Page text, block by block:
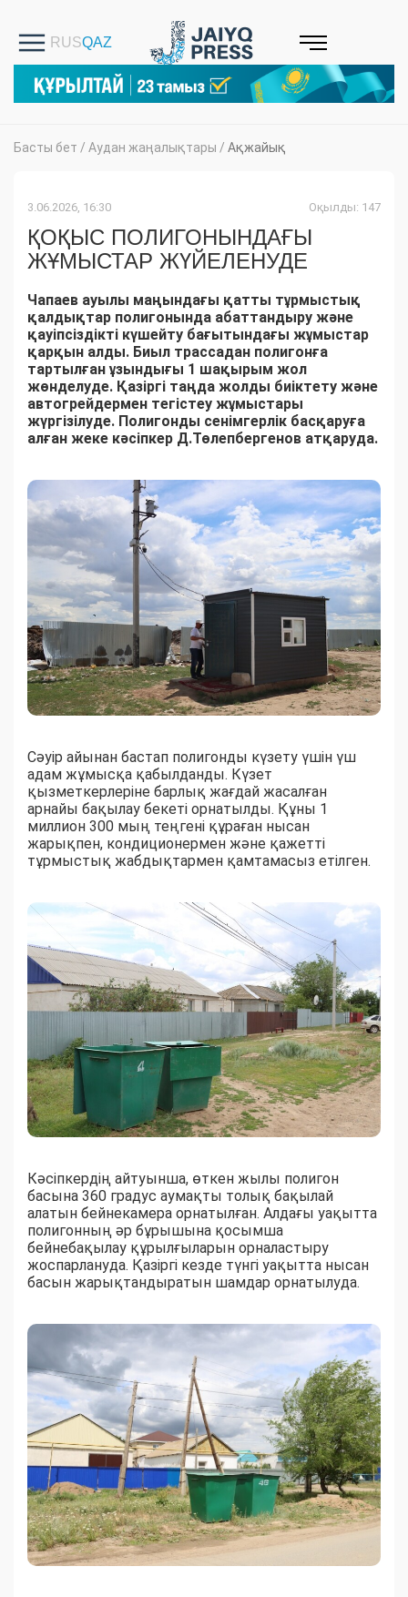
Басты бет / Аудан жаңалықтары / Ақжайық
3.06.2026, 16:30 Оқылды: 147
ҚОҚЫС ПОЛИГОНЫНДАҒЫ
ЖҰМЫСТАР ЖҮЙЕЛЕНУДЕ
Чапаев ауылы маңындағы қатты тұрмыстық
қалдықтар полигонында абаттандыру және
қауіпсіздікті күшейту бағытындағы жұмыстар
қарқын алды. Биыл трассадан полигонға
тартылған ұзындығы 1 шақырым жол
жөнделуде. Қазіргі таңда жолды биіктету және
автогрейдермен тегістеу жұмыстары
жүргізілуде. Полигонды сенімгерлік басқаруға
алған жеке кәсіпкер Д.Төлепбергенов атқаруда.
Сәуір айынан бастап полигонды күзету үшін үш
адам жұмысқа қабылданды. Күзет
қызметкерлеріне барлық жағдай жасалған
арнайы бақылау бекеті орнатылды. Құны 1
миллион 300 мың теңгені құраған нысан
жарықпен, кондиционермен және қажетті
тұрмыстық жабдықтармен қамтамасыз етілген.
Кәсіпкердің айтуынша, өткен жылы полигон
басына 360 градус аумақты толық бақылай
алатын бейнекамера орнатылған. Алдағы уақытта
полигонның әр бұрышына қосымша
бейнебақылау құрылғыларын орналастыру
жоспарлануда. Қазіргі кезде түнгі уақытта нысан
басын жарықтандыратын шамдар орнатылуда.